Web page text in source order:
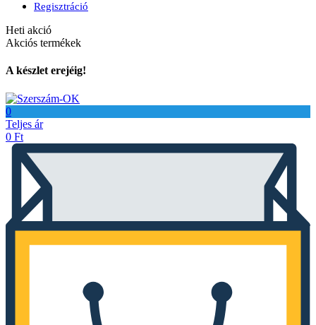
Regisztráció
Heti akció
Akciós termékek
A készlet erejéig!
0
Teljes ár
0 Ft